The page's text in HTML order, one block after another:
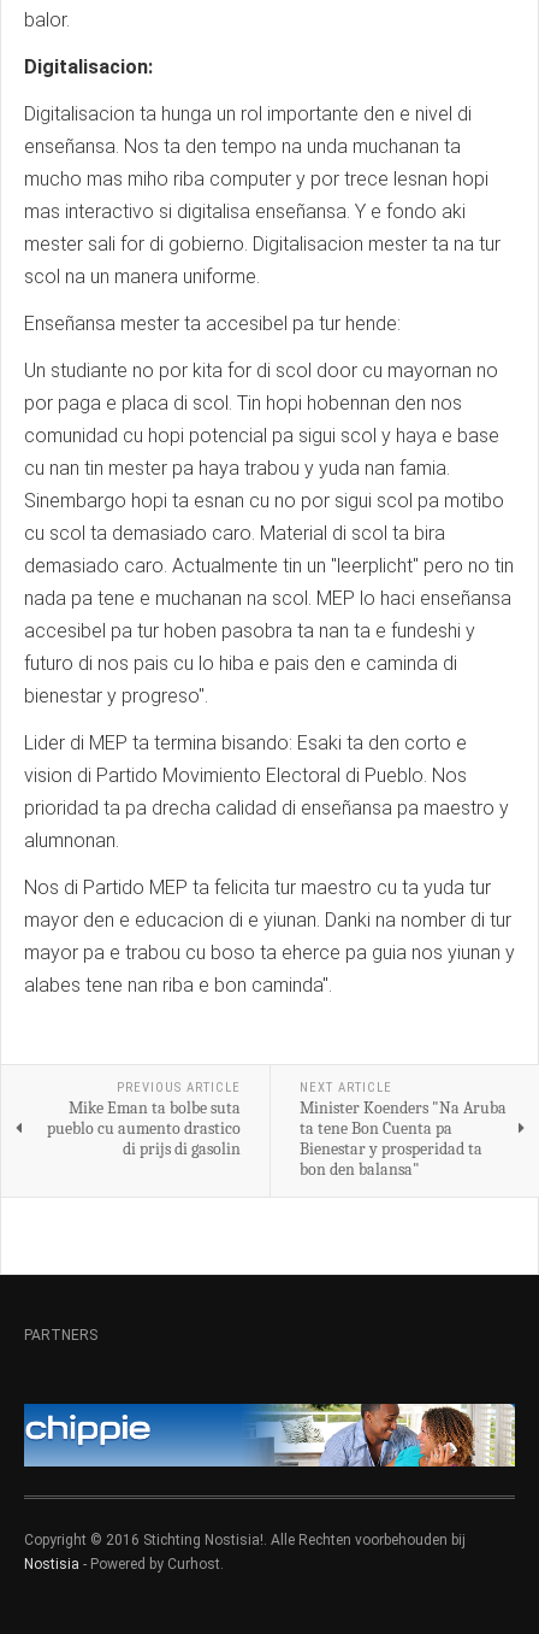
balor.
Digitalisacion:
Digitalisacion ta hunga un rol importante den e nivel di
enseñansa. Nos ta den tempo na unda muchanan ta
mucho mas miho riba computer y por trece lesnan hopi
mas interactivo si digitalisa enseñansa. Y e fondo aki
mester sali for di gobierno. Digitalisacion mester ta na tur
scol na un manera uniforme.
Enseñansa mester ta accesibel pa tur hende:
Un studiante no por kita for di scol door cu mayornan no
por paga e placa di scol. Tin hopi hobennan den nos
comunidad cu hopi potencial pa sigui scol y haya e base
cu nan tin mester pa haya trabou y yuda nan famia.
Sinembargo hopi ta esnan cu no por sigui scol pa motibo
cu scol ta demasiado caro. Material di scol ta bira
demasiado caro. Actualmente tin un "leerplicht" pero no tin
nada pa tene e muchanan na scol. MEP lo haci enseñansa
accesibel pa tur hoben pasobra ta nan ta e fundeshi y
futuro di nos pais cu lo hiba e pais den e caminda di
bienestar y progreso".
Lider di MEP ta termina bisando: Esaki ta den corto e
vision di Partido Movimiento Electoral di Pueblo. Nos
prioridad ta pa drecha calidad di enseñansa pa maestro y
alumnonan.
Nos di Partido MEP ta felicita tur maestro cu ta yuda tur
mayor den e educacion di e yiunan. Danki na nomber di tur
mayor pa e trabou cu boso ta eherce pa guia nos yiunan y
alabes tene nan riba e bon caminda".
PREVIOUS ARTICLE
Mike Eman ta bolbe suta
pueblo cu aumento drastico
di prijs di gasolin
NEXT ARTICLE
Minister Koenders "Na Aruba
ta tene Bon Cuenta pa
Bienestar y prosperidad ta
bon den balansa"
PARTNERS
Copyright © 2016 Stichting Nostisia!. Alle Rechten voorbehouden bij
Nostisia - Powered by Curhost.